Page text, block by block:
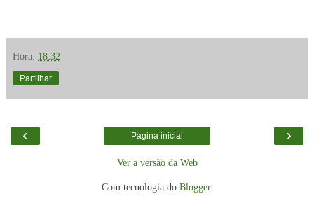
Hora: 18:32
Partilhar
‹ ›
Página inicial
Ver a versão da Web
Com tecnologia do Blogger.